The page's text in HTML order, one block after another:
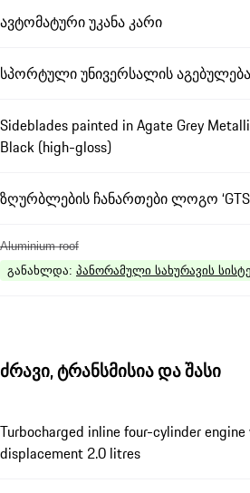
ავტომატური უკანა კარი
სპორტული უნივერსალის აგებულება
Sideblades painted in Agate Grey
Black (high-gloss)
ზღურბლების ჩანართები ლოგო
Aluminium roof
განახლდა: პანორამული სახურავის
ძრავი, ტრანსმისია და შასი
Turbocharged inline four-cylinder
displacement 2.0 litres